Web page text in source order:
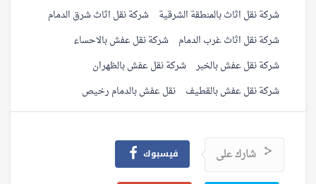
شركة نقل اثاث بالمنطقة الشرقية شركة نقل اثاث شرق الدمام
شركة نقل اثاث غرب الدمام شركة نقل عفش بالاحساء
شركة نقل عفش بالخبر شركة نقل عفش بالظهران
شركة نقل عفش بالقطيف نقل عفش بالدمام رخيص
شارك على فيسبوك